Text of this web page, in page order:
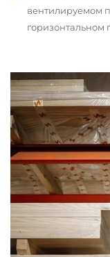
вентилируемом
горизонтальном